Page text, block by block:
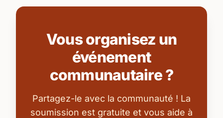
Vous organisez un
événement
communautaire ?
Partagez-le avec la communauté ! La
soumission est gratuite et vous aide à